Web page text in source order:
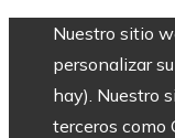
Nuestro sitio
personalizar
hay). Nuestro
terceros como